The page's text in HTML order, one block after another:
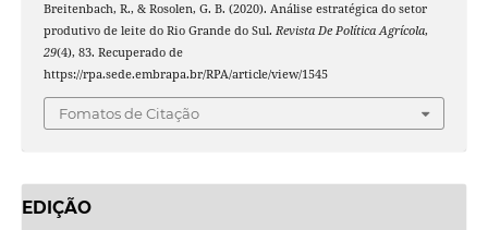
Breitenbach, R., & Rosolen, G. B. (2020). Análise estratégica do setor
produtivo de leite do Rio Grande do Sul. Revista De Política Agrícola,
29(4), 83. Recuperado de
https://rpa.sede.embrapa.br/RPA/article/view/1545
Fomatos de Citação
EDIÇÃO